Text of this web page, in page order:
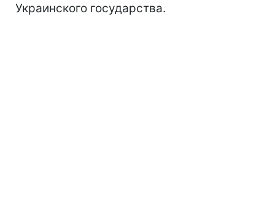
Украинского государства.